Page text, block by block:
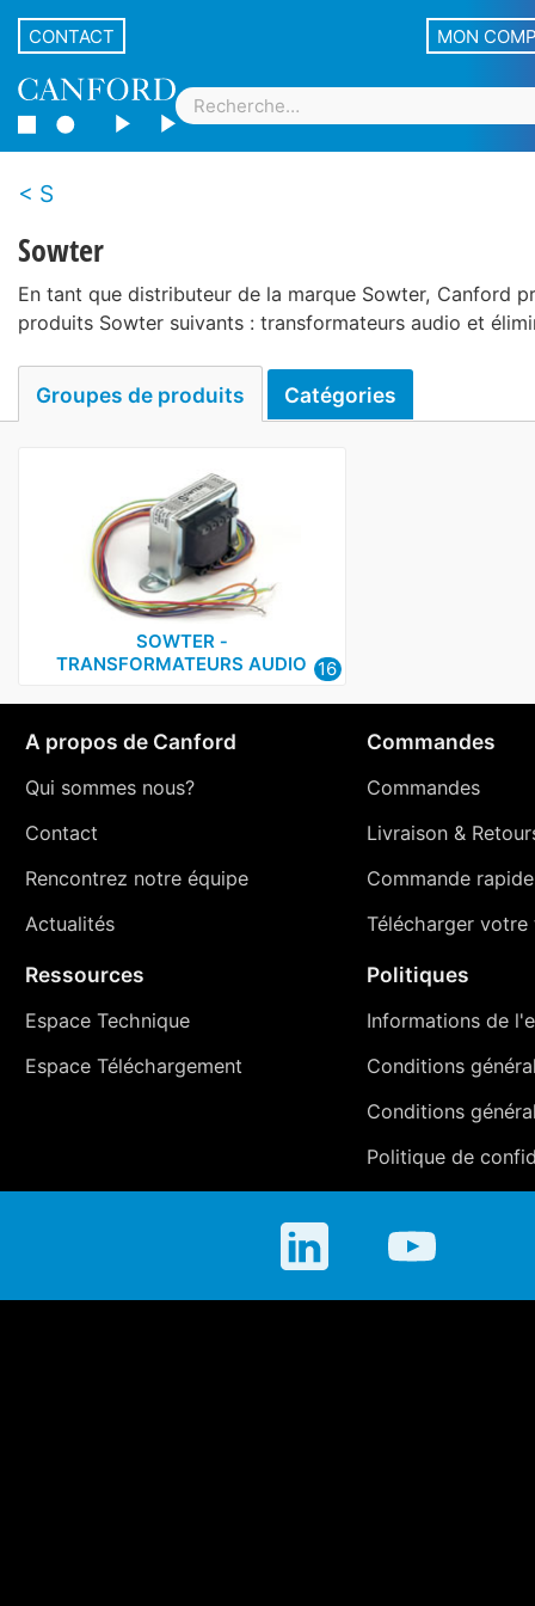
CONTACT MON
S
Sowter
En tant que distributeur de la marque Sowter, Canford
produits Sowter suivants : transformateurs audio et
Groupes de produits Catégories
SOWTER ‑
TRANSFORMATEURS AUDIO 16
A propos de Canford
Qui sommes nous?
Contact
Rencontrez notre équipe
Actualités
Commandes
Commandes
Livraison&
Commande rapide
Télécharger votre
Ressources
Espace Technique
Espace Téléchargement
Politiques
Informations de
Conditions
Conditions
Politique de